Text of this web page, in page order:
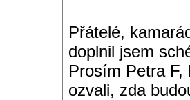
Přátelé,
doplnil jsem
Prosím Petra
ozvali, zda